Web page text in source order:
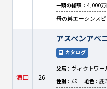
一頭の総額： 4,000
母の弟エーシンス
満口 26
アスペンアベ
カタログ
父馬： ヴィクトワー
性別： ﾒｽ 毛色： 鹿